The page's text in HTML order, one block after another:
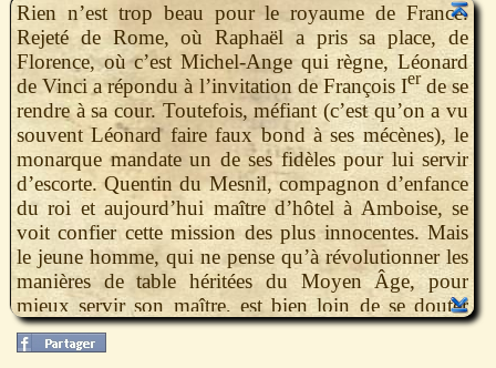
Rien n’est trop beau pour le royaume de France.
Rejeté de Rome, où Raphaël a pris sa place, de
Florence, où c’est Michel-Ange qui règne, Léonard
de Vinci a répondu à l’invitation de François Ier de se
rendre à sa cour. Toutefois, méfiant (c’est qu’on a vu
souvent Léonard faire faux bond à ses mécènes), le
monarque mandate un de ses fidèles pour lui servir
d’escorte. Quentin du Mesnil, compagnon d’enfance
du roi et aujourd’hui maître d’hôtel à Amboise, se
voit confier cette mission des plus innocentes. Mais
le jeune homme, qui ne pense qu’à révolutionner les
manières de table héritées du Moyen Âge, pour
mieux servir son maître, est bien loin de se douter
que le vieillard pourrait être plus encombrant qu’il
n’y paraît. Surtout si ses ennemis ont juré sa perte…